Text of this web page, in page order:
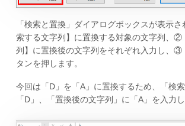
「検索と置換」ダイアログボックスが表示
索する文字列】に置換する対象の文字列、②
列】に置換後の文字列をそれぞれ入力し、③
タンを押します。
今回は「D」を「A」に置換するため、「検
「D」、「置換後の文字列」に「A」を入力し